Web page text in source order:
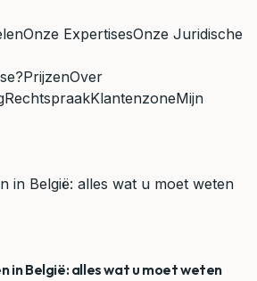
Onze ExpertisesOnze Juridische
PrijzenOver
RechtspraakKlantenzoneMijn
in België: alles wat u moet weten
in België: alles wat u moet weten